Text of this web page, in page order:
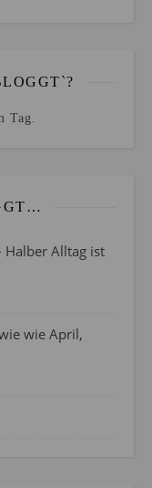
Tag.
Halber Alltag ist
wie April,